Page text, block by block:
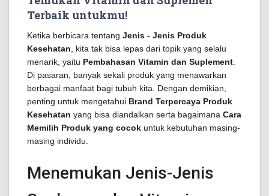
Terbaik untukmu!
Ketika berbicara tentang Jenis - Jenis Produk
Kesehatan , kita tak bisa lepas dari topik yang selalu
menarik, yaitu Pembahasan Vitamin dan Suplement
Di pasaran, banyak sekali produk yang menawarkan
berbagai manfaat bagi tubuh kita. Dengan demikian,
penting untuk mengetahui Brand Terpercaya Produk
Kesehatan yang bisa diandalkan serta bagaimana Cara
Memilih Produk yang cocok untuk kebutuhan masing-
masing individu.
Menemukan Jenis-Jenis